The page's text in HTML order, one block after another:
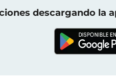
descargando la